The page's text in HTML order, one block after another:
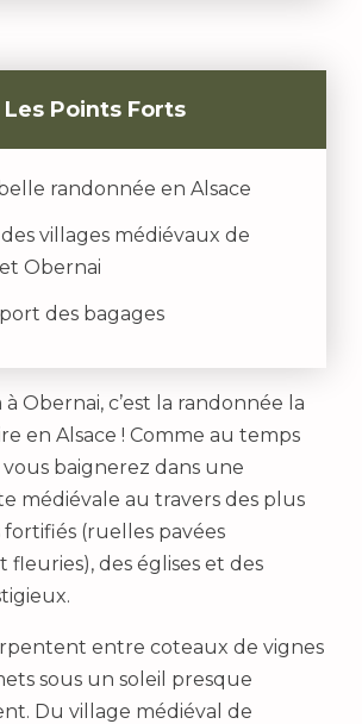
Obernai, c’est la randonnée la
en Alsace ! Comme au temps
vous baignerez dans une
médiévale au travers des plus
(ruelles pavées
des églises et des
entre coteaux de vignes
sous un soleil presque
Du village médiéval de
Les Points Forts
randonnée en Alsace
des villages médiévaux de
Obernai
des bagages